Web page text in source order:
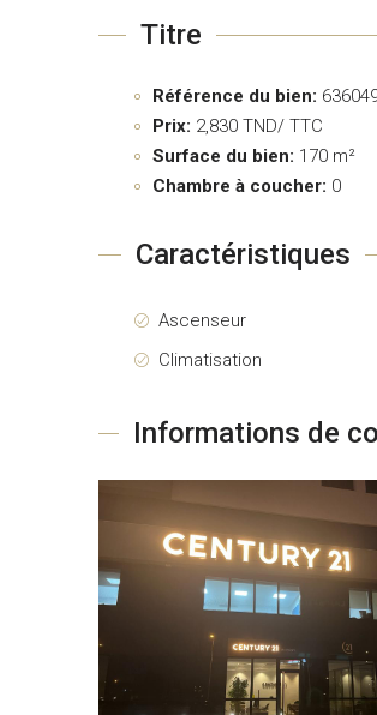
Titre
Référence du bien:
Prix: 2,830 TND/ TTC
Surface du bien: 170 m²
Chambre à coucher: 0
Caractéristiques
Ascenseur
Climatisation
Informations de